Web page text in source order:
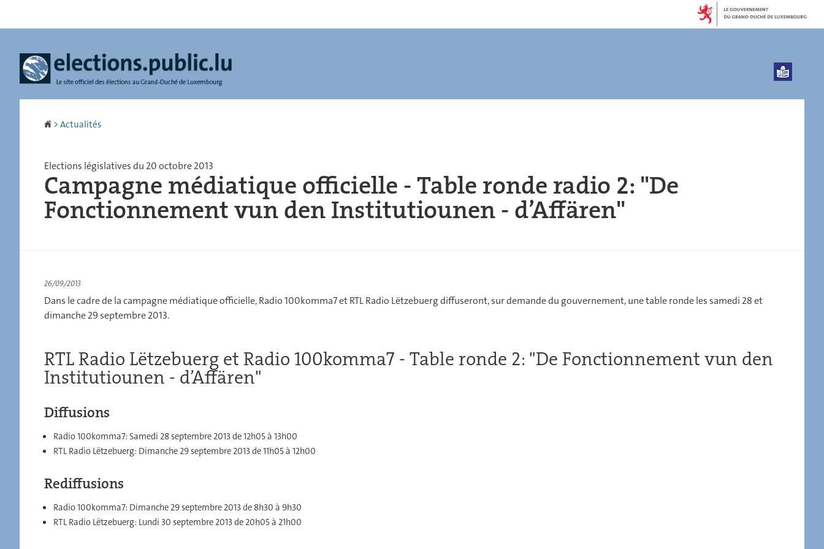
navigation
Accueil
> Actualités
Elections législatives du 20 octobre 2013
Campagne médiatique officielle - Table ronde radio 2: "De
Fonctionnement vun den Institutiounen - d’Affären"
26/09/2013
Dans le cadre de la campagne médiatique officielle, Radio 100komma7 et RTL Radio Lëtzebuerg diffuseront, sur demande du gouvernement, une table ronde les samedi 28 et
dimanche 29 septembre 2013.
RTL Radio Lëtzebuerg et Radio 100komma7 - Table ronde 2: "De Fonctionnement vun den
Institutiounen - d’Affären"
Diffusions
Radio 100komma7: Samedi 28 septembre 2013 de 12h05 à 13h00
RTL Radio Lëtzebuerg: Dimanche 29 septembre 2013 de 11h05 à 12h00
Rediffusions
Radio 100komma7: Dimanche 29 septembre 2013 de 8h30 à 9h30
RTL Radio Lëtzebuerg: Lundi 30 septembre 2013 de 20h05 à 21h00